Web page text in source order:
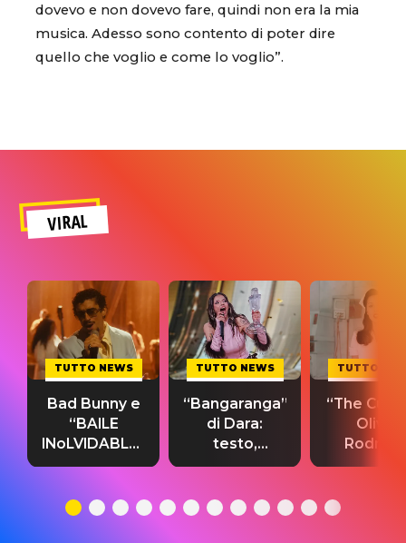
dovevo e non dovevo fare, quindi non era la mia
musica. Adesso sono contento di poter dire
quello che voglio e come lo voglio”.
VIRAL
TUTTO NEWS
Bad Bunny e
“BAILE
INoLVIDABLE”:
testo,
significato
TUTTO NEWS
“Bangaranga”
di Dara:
testo,
traduzione e
del singolo
TUTTO
“The
Olivia
testo,